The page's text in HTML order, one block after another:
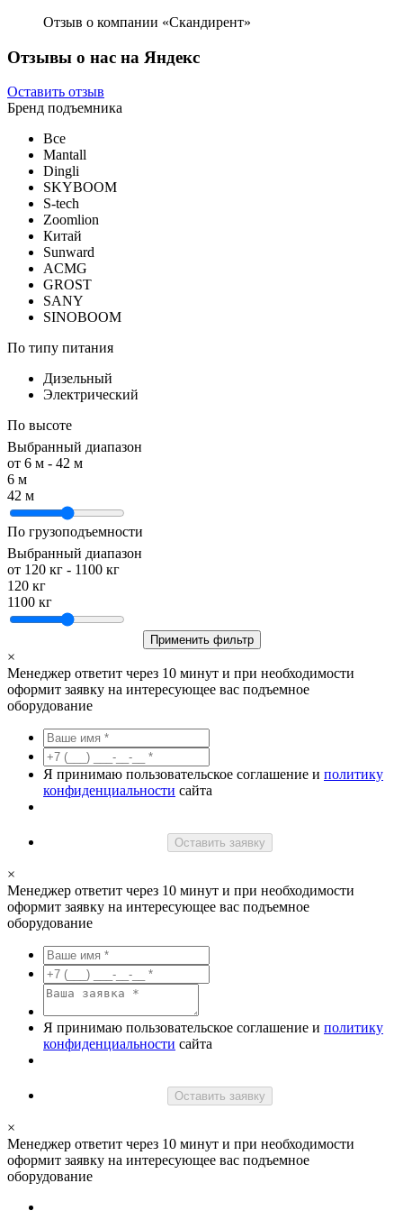
Отзыв о компании «Скандирент»
Отзывы о нас на Яндекс
Оставить отзыв
Бренд подъемника
Все
Mantall
Dingli
SKYBOOM
S-tech
Zoomlion
Китай
Sunward
ACMG
GROST
SANY
SINOBOOM
По типу питания
Дизельный
Электрический
По высоте
Выбранный диапазон
от 6 м - 42 м
6 м
42 м
По грузоподъемности
Выбранный диапазон
от 120 кг - 1100 кг
120 кг
1100 кг
Применить фильтр
×
Менеджер ответит через 10 минут и при необходимости
оформит заявку на интересующее вас подъемное
оборудование
Я принимаю пользовательское соглашение и политику
конфиденциальности сайта
Оставить заявку
×
Менеджер ответит через 10 минут и при необходимости
оформит заявку на интересующее вас подъемное
оборудование
Я принимаю пользовательское соглашение и политику
конфиденциальности сайта
Оставить заявку
×
Менеджер ответит через 10 минут и при необходимости
оформит заявку на интересующее вас подъемное
оборудование